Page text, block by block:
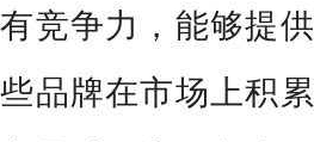
竞争力，能够提
品牌在市场上积